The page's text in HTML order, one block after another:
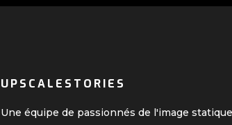
UPSCALESTORIES
Une équipe de passionnés de l'image